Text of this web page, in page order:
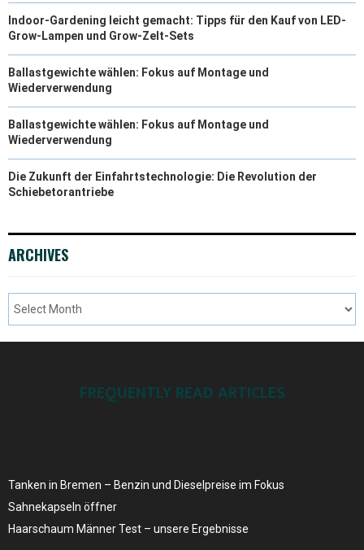
Indoor-Gardening leicht gemacht: Tipps für den Kauf von LED-
Grow-Lampen und Grow-Zelt-Sets
Ballastgewichte wählen: Fokus auf Montage und
Wiederverwendung
Ballastgewichte wählen: Fokus auf Montage und
Wiederverwendung
Die Zukunft der Einfahrtstechnologie: Die Revolution der
Schiebetorantriebe
ARCHIVES
FREQUENTLY READ ARTICLES
Tanken in Bremen – Benzin und Dieselpreise ​im Fokus
Sahnekapseln öffner
Haarschaum Männer Test – unsere Ergebnisse